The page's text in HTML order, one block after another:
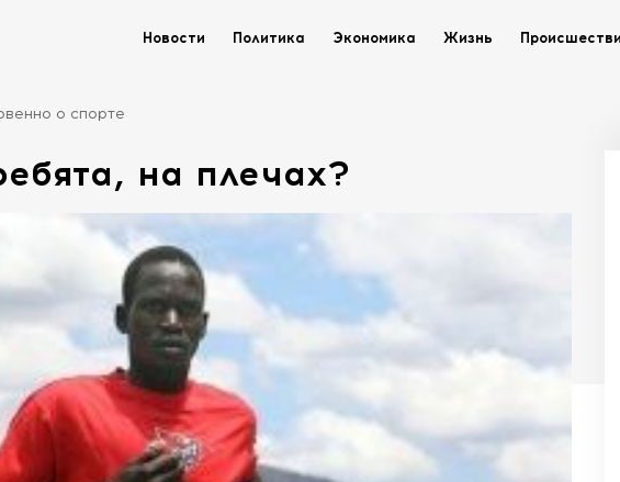
Новости Политика Экономика Жизнь
о спорте
на плечах?